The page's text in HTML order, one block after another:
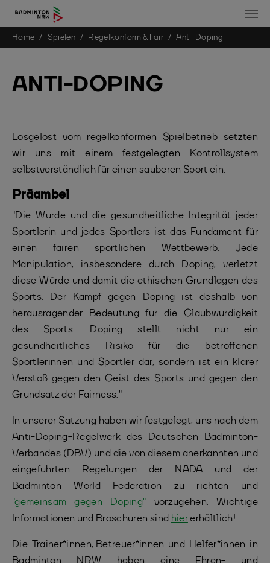
Skip to main content
You are here:
Home Spielen Regelkonform & Fair Anti-Doping
ANTI-DOPING
Losgelöst vom regelkonformen Spielbetrieb setzten
wir uns mit einem festgelegten Kontrollsystem
selbstverständlich für einen sauberen Sport ein.
Präambel
"Die Würde und die gesundheitliche Integrität jeder
Sportlerin und jedes Sportlers ist das Fundament für
einen fairen sportlichen Wettbewerb. Jede
Manipulation, insbesondere durch Doping, verletzt
diese Würde und damit die ethischen Grundlagen des
Sports. Der Kampf gegen Doping ist deshalb von
herausragender Bedeutung für die Glaubwürdigkeit
des Sports. Doping stellt nicht nur ein
gesundheitliches Risiko für die betroffenen
Sportlerinnen und Sportler dar, sondern ist ein klarer
Verstoß gegen den Geist des Sports und gegen den
Grundsatz der Fairness."
In unserer Satzung haben wir festgelegt, uns nach dem
Anti-Doping-Regelwerk des Deutschen Badminton-
Verbandes (DBV) und die von diesem anerkannten und
eingeführten Regelungen der NADA und der
Badminton World Federation zu richten und
"gemeinsam gegen Doping" vorzugehen. Wichtige
Informationen und Broschüren sind hiererhältlich!
Die Trainer*innen, Betreuer*innen und Helfer*innen in
Badminton NRW haben eine Ehren- und